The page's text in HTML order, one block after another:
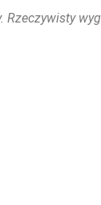
Rzeczywisty